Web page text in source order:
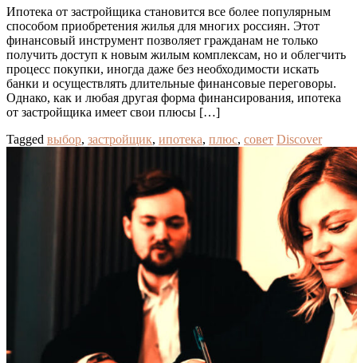
Ипотека от застройщика становится все более популярным
способом приобретения жилья для многих россиян. Этот
финансовый инструмент позволяет гражданам не только
получить доступ к новым жилым комплексам, но и облегчить
процесс покупки, иногда даже без необходимости искать
банки и осуществлять длительные финансовые переговоры.
Однако, как и любая другая форма финансирования, ипотека
от застройщика имеет свои плюсы […]
Tagged выбор, застройщик, ипотека, плюс, совет Discover